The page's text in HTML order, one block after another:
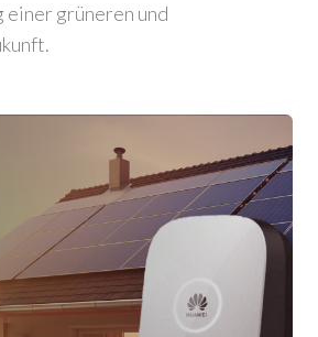
einer grüneren und